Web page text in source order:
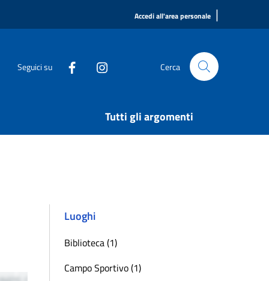
Accedi all'area personale |
Seguici su Cerca
Tutti gli argomenti
Luoghi
Biblioteca (1)
Campo Sportivo (1)